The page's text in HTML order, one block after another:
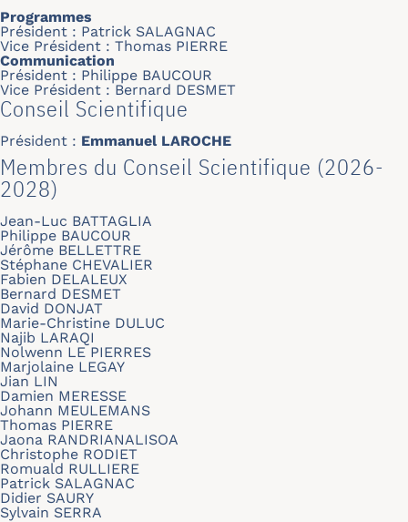
Programmes
Président : Patrick SALAGNAC
Vice Président : Thomas PIERRE
Communication
Président : Philippe BAUCOUR
Vice Président : Bernard DESMET
Conseil Scientifique
Président : Emmanuel LAROCHE
Membres du Conseil Scientifique (2026-
2028)
Jean-Luc BATTAGLIA
Philippe BAUCOUR
Jérôme BELLETTRE
Stéphane CHEVALIER
Fabien DELALEUX
Bernard DESMET
David DONJAT
Marie-Christine DULUC
Najib LARAQI
Nolwenn LE PIERRES
Marjolaine LEGAY
Jian LIN
Damien MERESSE
Johann MEULEMANS
Thomas PIERRE
Jaona RANDRIANALISOA
Christophe RODIET
Romuald RULLIERE
Patrick SALAGNAC
Didier SAURY
Sylvain SERRA